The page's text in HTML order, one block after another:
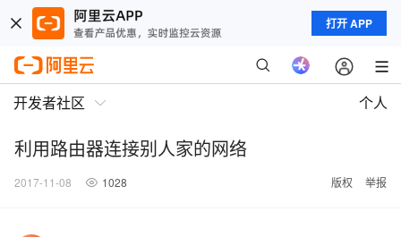
打开 APP
开发者社区 个人
利用路由器连接别人家的网络
2017-11-08 1028 版权 举报